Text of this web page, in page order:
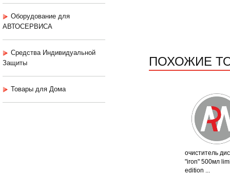
Оборудование для
АВТОСЕРВИСА
Средства Индивидуальной
Защиты
Товары для Дома
ПОХОЖИЕ
очиститель
"iron" 500мл
edition ...